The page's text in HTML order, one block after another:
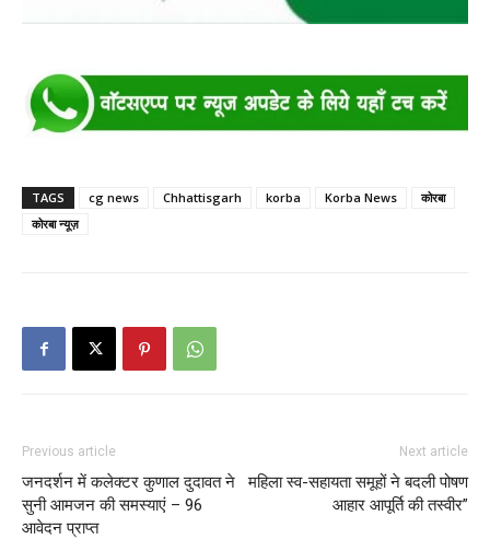
TAGS cg news Chhattisgarh korba Korba News
कोरबा
कोरबा न्यूज़
Previous article
जनदर्शन में कलेक्टर कुणाल दुदावत ने
सुनी आमजन की समस्याएं – 96
आवेदन प्राप्त
Next article
महिला स्व-सहायता समूहों ने बदली पोषण
आहार आपूर्ति की तस्वीर”